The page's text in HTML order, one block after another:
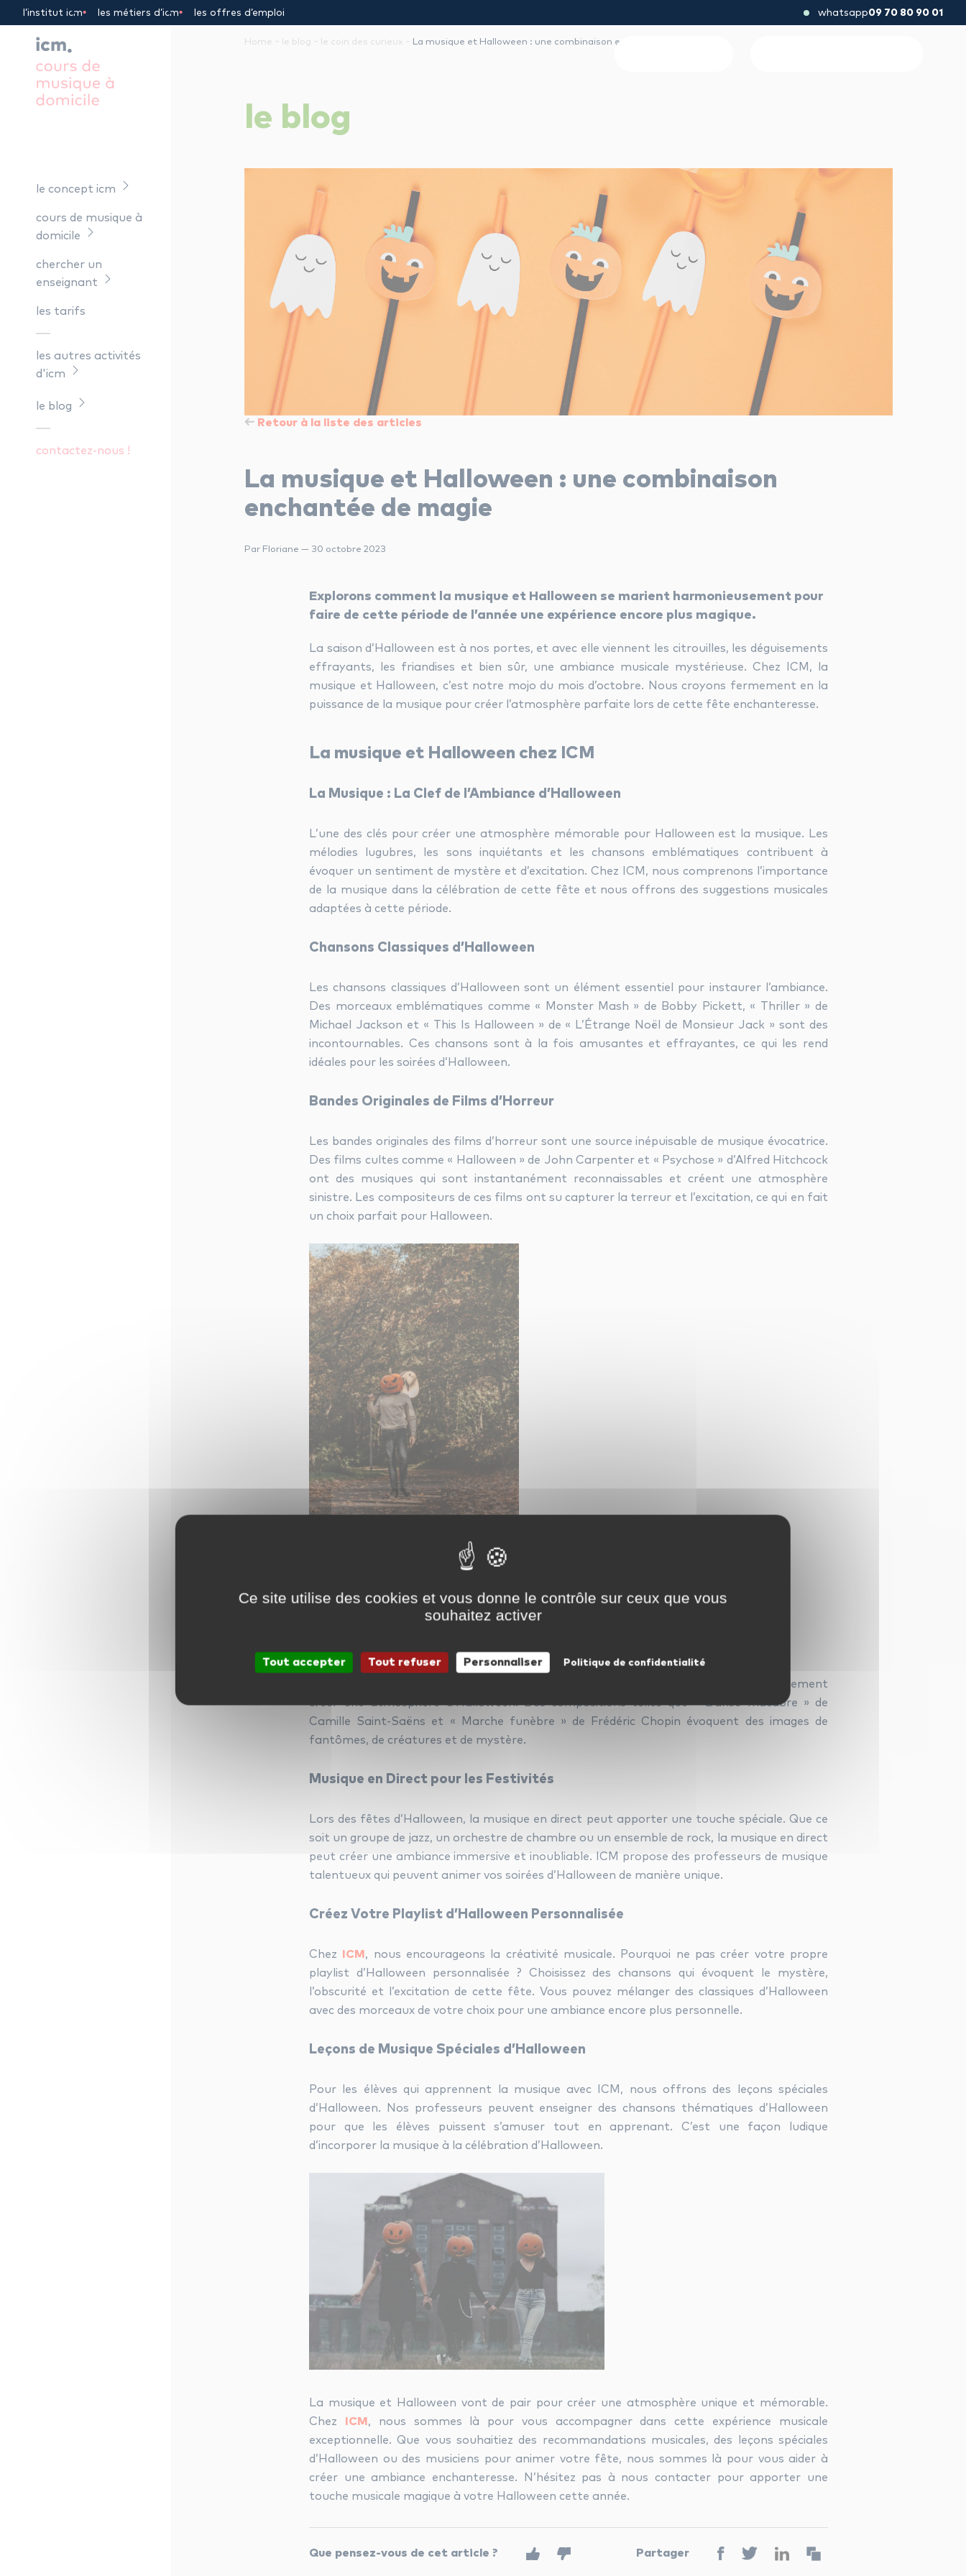
l’institut icm les métiers d’icm les offres d’emploi whatsapp09 70 80 90 01
le concept icm
cours de musique à
domicile
chercher un
enseignant
les tarifs
les autres activités
d'icm
le blog
contactez-nous !
Home - le blog - le coin des curieux - La musique et Halloween : une combinaison enchantée de magie
le blog
Retour à la liste des articles
La musique et Halloween : une combinaison
enchantée de magie
Par Floriane — 30 octobre 2023
Explorons comment la musique et Halloween se marient harmonieusement pour
faire de cette période de l’année une expérience encore plus magique.
La saison d’Halloween est à nos portes, et avec elle viennent les citrouilles, les déguisements
effrayants, les friandises et bien sûr, une ambiance musicale mystérieuse. Chez ICM, la
musique et Halloween, c’est notre mojo du mois d’octobre. Nous croyons fermement en la
puissance de la musique pour créer l’atmosphère parfaite lors de cette fête enchanteresse.
La musique et Halloween chez ICM
La Musique : La Clef de l’Ambiance d’Halloween
L’une des clés pour créer une atmosphère mémorable pour Halloween est la musique. Les
mélodies lugubres, les sons inquiétants et les chansons emblématiques contribuent à
évoquer un sentiment de mystère et d’excitation. Chez ICM, nous comprenons l’importance
de la musique dans la célébration de cette fête et nous offrons des suggestions musicales
adaptées à cette période.
Chansons Classiques d’Halloween
Les chansons classiques d’Halloween sont un élément essentiel pour instaurer l’ambiance.
Des morceaux emblématiques comme « Monster Mash » de Bobby Pickett, « Thriller » de
Michael Jackson et « This Is Halloween » de « L’Étrange Noël de Monsieur Jack » sont des
incontournables. Ces chansons sont à la fois amusantes et effrayantes, ce qui les rend
idéales pour les soirées d’Halloween.
Bandes Originales de Films d’Horreur
Les bandes originales des films d’horreur sont une source inépuisable de musique évocatrice.
Des films cultes comme « Halloween » de John Carpenter et « Psychose » d’Alfred Hitchcock
ont des musiques qui sont instantanément reconnaissables et créent une atmosphère
sinistre. Les compositeurs de ces films ont su capturer la terreur et l’excitation, ce qui en fait
un choix parfait pour Halloween.
La musique complète l’ambiance
Pour ceux qui préfèrent une ambiance plus subtile, la musique classique peut également
créer une atmosphère d’Halloween. Des compositions telles que « Danse macabre » de
Camille Saint-Saëns et « Marche funèbre » de Frédéric Chopin évoquent des images de
fantômes, de créatures et de mystère.
Musique en Direct pour les Festivités
Lors des fêtes d’Halloween, la musique en direct peut apporter une touche spéciale. Que ce
soit un groupe de jazz, un orchestre de chambre ou un ensemble de rock, la musique en direct
peut créer une ambiance immersive et inoubliable. ICM propose des professeurs de musique
talentueux qui peuvent animer vos soirées d’Halloween de manière unique.
Créez Votre Playlist d’Halloween Personnalisée
Chez ICM , nous encourageons la créativité musicale. Pourquoi ne pas créer votre propre
playlist d’Halloween personnalisée ? Choisissez des chansons qui évoquent le mystère,
l’obscurité et l’excitation de cette fête. Vous pouvez mélanger des classiques d’Halloween
avec des morceaux de votre choix pour une ambiance encore plus personnelle.
Leçons de Musique Spéciales d’Halloween
Pour les élèves qui apprennent la musique avec ICM, nous offrons des leçons spéciales
d’Halloween. Nos professeurs peuvent enseigner des chansons thématiques d’Halloween
pour que les élèves puissent s’amuser tout en apprenant. C’est une façon ludique
d’incorporer la musique à la célébration d’Halloween.
La musique et Halloween vont de pair pour créer une atmosphère unique et mémorable.
Chez
ICM , nous sommes là pour vous accompagner dans cette expérience musicale
exceptionnelle. Que vous souhaitiez des recommandations musicales, des leçons spéciales
d’Halloween ou des musiciens pour animer votre fête, nous sommes là pour vous aider à
créer une ambiance enchanteresse. N’hésitez pas à nous contacter pour apporter une
touche musicale magique à votre Halloween cette année.
Que pensez-vous de cet article ? Partager
Panneau de gestion des cookies
Ce site utilise des cookies et vous donne le contrôle sur ceux que vous
souhaitez activer
Tout accepter Tout refuser Personnaliser Politique de confidentialité